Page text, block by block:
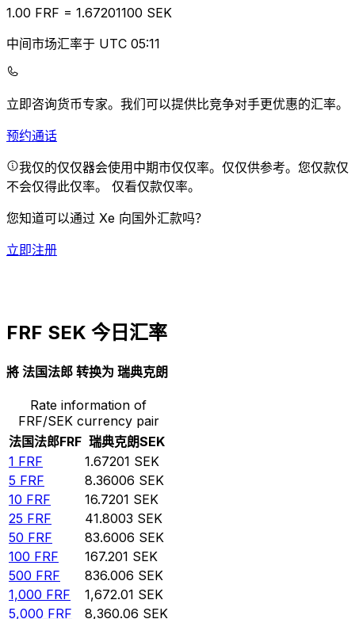
1.00 FRF = 1.67201100 SEK
中间市场汇率于 UTC 05:11
立即咨询货币专家。 我们可以提供比竞争对手更优惠的汇率。
预约通话
我仅的仅仅器会使用中期市仅仅率。仅仅供参考。您仅款仅
不会仅得此仅率。 仅看仅款仅率。
您知道可以通过 Xe 向国外汇款吗？
立即注册
FRF SEK 今日汇率
將 法国法郎 转换为 瑞典克朗
Rate information of
FRF/SEK currency pair
法国法郎FRF 瑞典克朗SEK
1 FRF 1.67201 SEK
5 FRF 8.36006 SEK
10 FRF 16.7201 SEK
25 FRF 41.8003 SEK
50 FRF 83.6006 SEK
100 FRF 167.201 SEK
500 FRF 836.006 SEK
1,000 FRF 1,672.01 SEK
5,000 FRF 8,360.06 SEK